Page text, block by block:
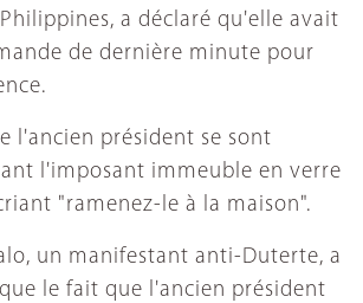
a déclaré qu'elle avait
de dernière minute pour
l'ancien président se sont
l'imposant immeuble en verre
"ramenez-le à la maison".
un manifestant anti-Duterte, a
le fait que l'ancien président